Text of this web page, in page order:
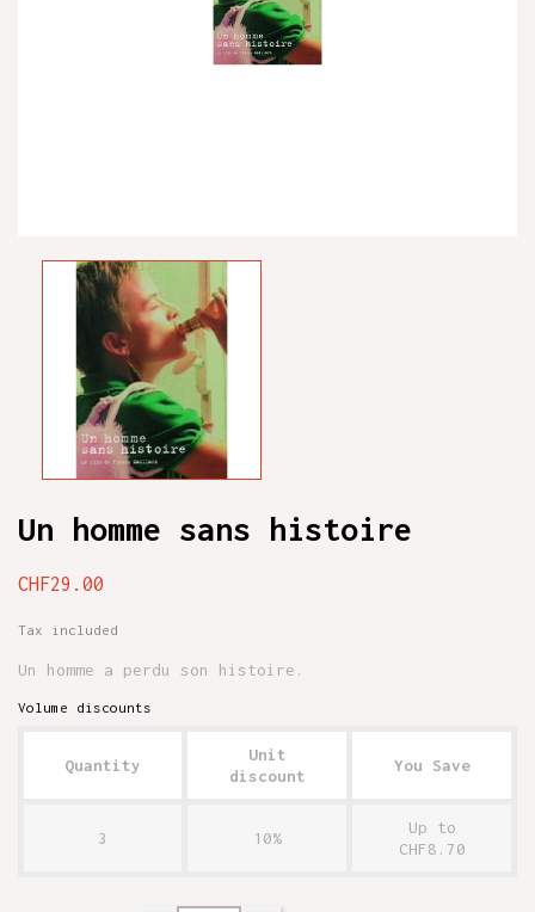
Un homme sans histoire
CHF29.00
Tax included
Un homme a perdu son histoire.
Volume discounts
Quantity
Unit
discount
You Save
3 10%
Up to
CHF8.70